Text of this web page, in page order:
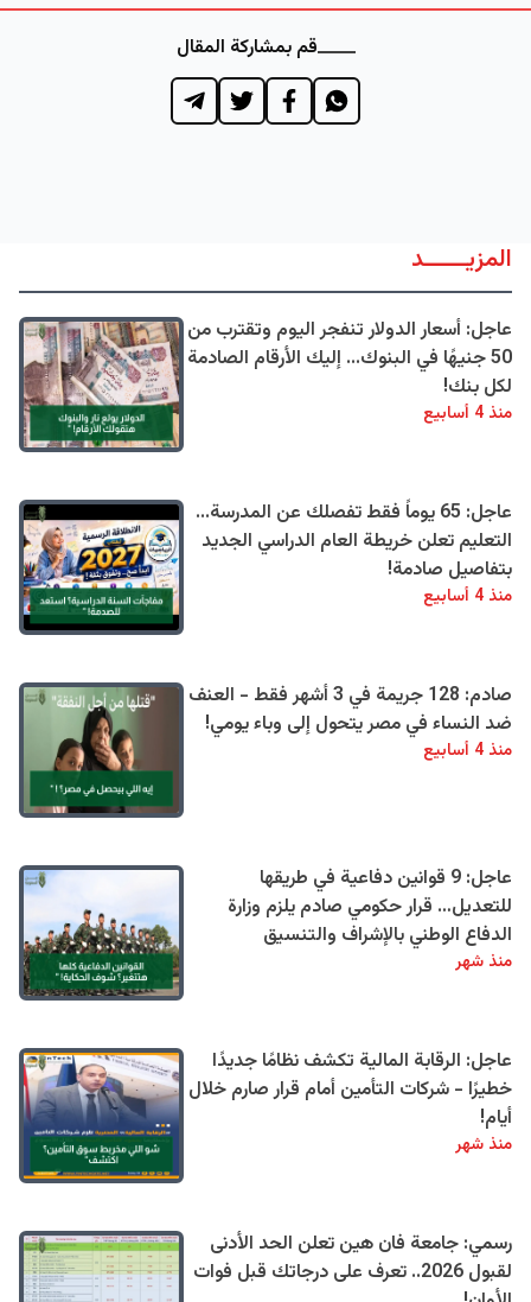
قم بمشاركة المقال
المزيــــــد
عاجل: أسعار الدولار تنفجر اليوم وتقترب من
50 جنيهًا في البنوك... إليك الأرقام الصادمة
لكل بنك!
منذ 4 أسابيع
عاجل: 65 يوماً فقط تفصلك عن المدرسة...
التعليم تعلن خريطة العام الدراسي الجديد
بتفاصيل صادمة!
منذ 4 أسابيع
صادم: 128 جريمة في 3 أشهر فقط - العنف
ضد النساء في مصر يتحول إلى وباء يومي!
منذ 4 أسابيع
عاجل: 9 قوانين دفاعية في طريقها
للتعديل… قرار حكومي صادم يلزم وزارة
الدفاع الوطني بالإشراف والتنسيق
منذ شهر
عاجل: الرقابة المالية تكشف نظامًا جديدًا
خطيرًا - شركات التأمين أمام قرار صارم خلال
أيام!
منذ شهر
رسمي: جامعة فان هين تعلن الحد الأدنى
لقبول 2026.. تعرف على درجاتك قبل فوات